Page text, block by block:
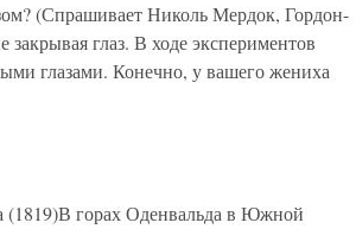
(Спрашивает Николь Мердок, Гордон-
глаз. В ходе экспериментов
глазами. Конечно, у вашего жениха
(1819)В горах Оденвальда в Южной